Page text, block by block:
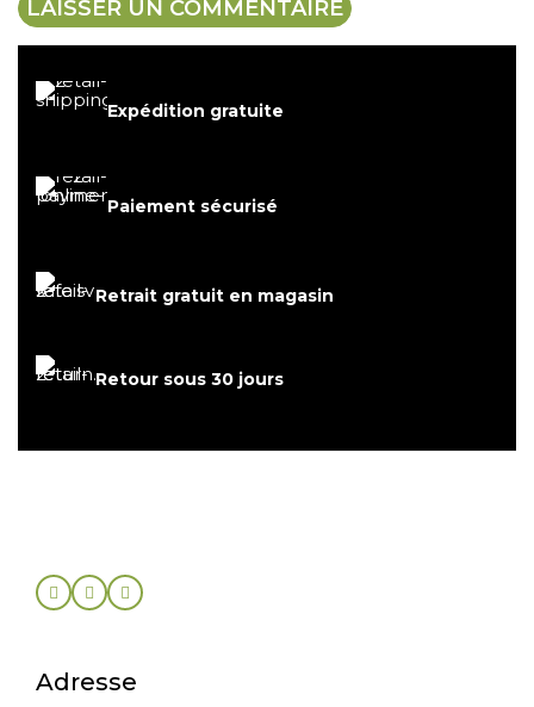
Expédition gratuite
Paiement sécurisé
Retrait gratuit en magasin
Retour sous 30 jours
Adresse